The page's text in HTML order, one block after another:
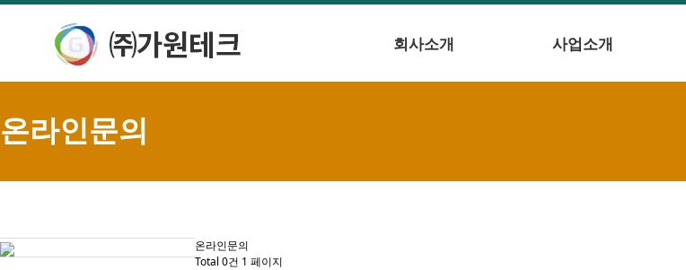
회사소개 사업소개
온라인문의
온라인문의
Total 0건 1 페이지